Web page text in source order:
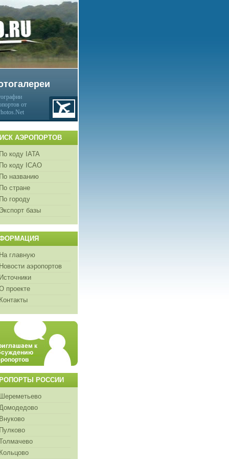
от
АЭРОПОРТОВ
По коду IATA
По коду ICAO
По названию
По стране
По городу
Экспорт базы
На главную
Новости аэропортов
Источники
проекте
Контакты
РОССИИ
Шереметьево
Внуково
Пулково
Кольцово